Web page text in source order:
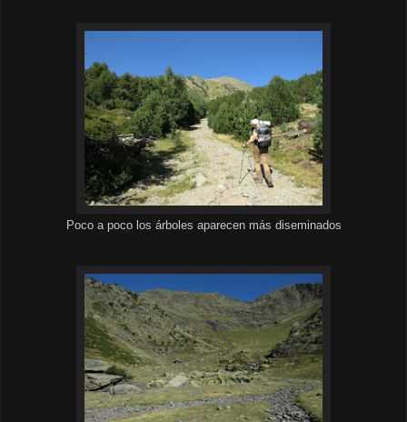
Poco a poco los árboles aparecen más diseminados